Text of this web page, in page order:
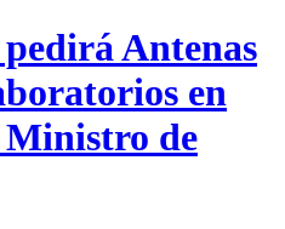
Antenas
en
de